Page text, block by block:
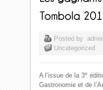
Posted by
Uncategorized
A l’issue de la 3e
Gastronomie et de